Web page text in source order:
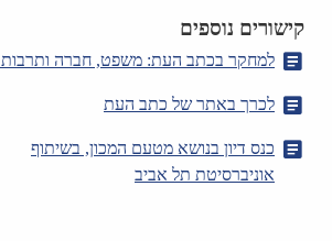
קישורים נוספים
למחקר בכתב העת: משפט, חברה ותרבות
לכרך באתר של כתב העת
כנס דיון בנושא מטעם המכון, בשיתוף
אוניברסיטת תל אביב